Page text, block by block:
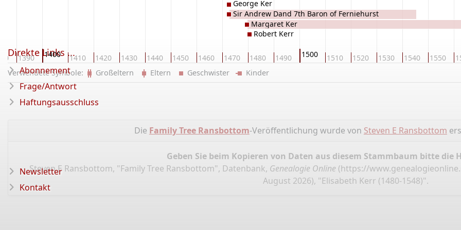
1390 1400 1410 1420 1430 1440 1450 1460 1470 1480 1490 1500 1510 1520 1530 1540 1550
George Ker
Sir Andrew Dand 7th Baron of Ferniehurst
Margaret Ker
Robert Kerr
Verwendete Symbole: Großeltern Eltern Geschwister Kinder
Die Family Tree Ransbottom-Veröffentlichung wurde von Steven E Ransbottom
Geben Sie beim Kopieren von Daten aus diesem Stammbaum bitte die
Steven E Ransbottom, "Family Tree Ransbottom", Datenbank, Genealogie Online (https://
August 2026), "Elisabeth Kerr (1480-1548)".
Direkte Links ...
Abonnement
Frage/Antwort
Haftungsausschluss
Newsletter
Kontakt